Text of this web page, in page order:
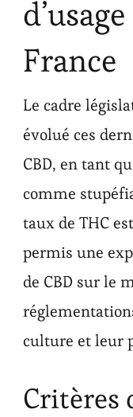
France
Le cadre
évolué ces
CBD, en tant
comme
taux de THC
permis une
de CBD sur le
culture et leur
Critères